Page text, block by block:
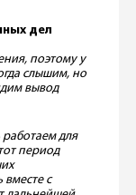
дел
поэтому у
слышим, но
вывод
для
период
с